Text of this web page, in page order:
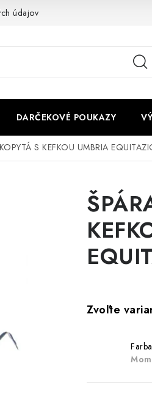
údajov
DARČEKOVÉ POUKAZY
S KEFKOU UMBRIA